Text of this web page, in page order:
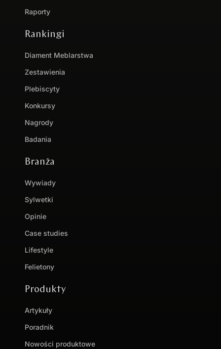
Raporty
Rankingi
Diament Meblarstwa
Zestawienia
Plebiscyty
Konkursy
Nagrody
Badania
Branża
Wywiady
Sylwetki
Opinie
Case studies
Lifestyle
Felietony
Produkty
Artykuły
Poradnik
Nowości produktowe